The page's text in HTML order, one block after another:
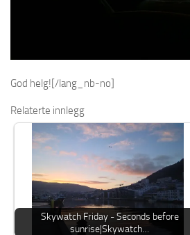
God helg![/lang_nb-no]
Relaterte innlegg
Skywatch Friday - Seconds before
sunrise|Skywatch…